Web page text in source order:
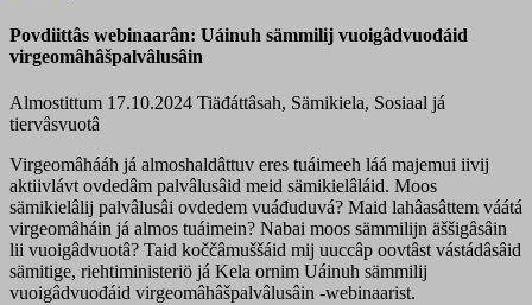
Povdiittâs webinaarân: Uáinuh sämmilij vuoigâdvuođáid
virgeomâhâšpalvâlusâin
Almostittum 17.10.2024 Tiäđáttâsah, Sämikiela, Sosiaal já
tiervâsvuotâ
Virgeomâhááh já almoshaldâttuv eres tuáimeeh láá majemui iivij
aktiivlávt ovdedâm palvâlusâid meid sämikielâláid. Moos
sämikielâlij palvâlusâi ovdedem vuáđuduvá? Maid lahâasâttem váátá
virgeomâháin já almos tuáimein? Nabai moos sämmilijn äššigâsâin
lii vuoigâdvuotâ? Taid koččâmuššáid mij uuccâp oovtâst vástádâsâid
sämitige, riehtiministeriö já Kela ornim Uáinuh sämmilij
vuoigâdvuođáid virgeomâhâšpalvâlusâin -webinaarist.